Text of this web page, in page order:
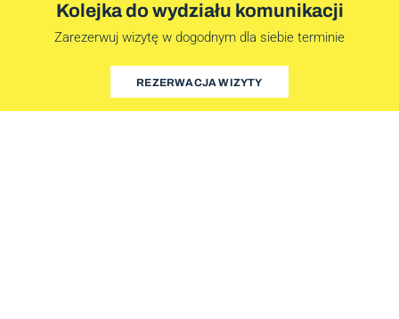
Kolejka do wydziału komunikacji
Zarezerwuj wizytę w dogodnym dla siebie terminie
REZERWACJA WIZYTY